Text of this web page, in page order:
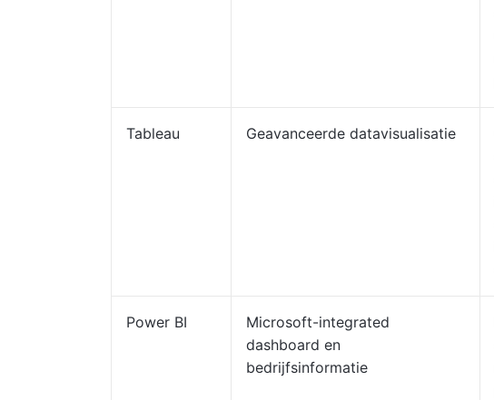
Tableau Geavanceerde datavisualisatie
Power BI
Microsoft-integrated
dashboard en
bedrijfsinformatie